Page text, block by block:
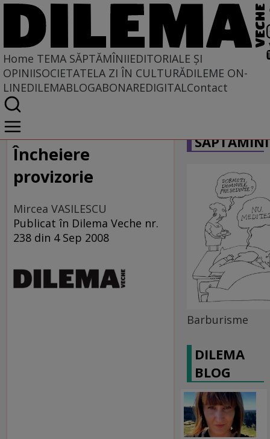
Home TEMA SĂPTĂMÎNIIEDITORIALE ȘI
OPINIISOCIETATELA ZI ÎN CULTURĂDILEME ON-
LINEDILEMABLOGABONAREDIGITALContact
Home
Tema săptămînii
Încheiere
provizorie
Mircea VASILESCU
Publicat în Dilema Veche nr.
238 din 4 Sep 2008
Barburisme
DILEMA
BLOG